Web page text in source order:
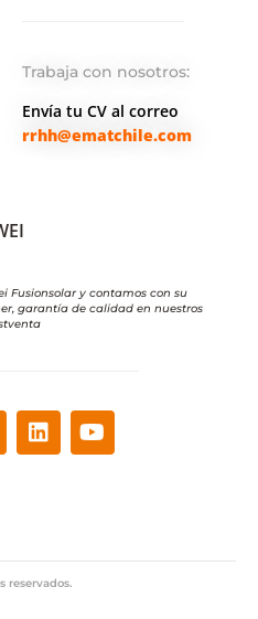
Trabaja con nosotros:
Envía tu CV al correo
rrhh@ematchile.com
Fusionsolar y contamos con su
garantía de calidad en nuestros
reservados.